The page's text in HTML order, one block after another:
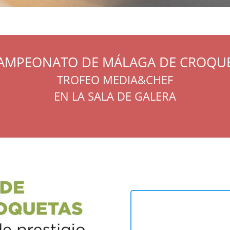
DE MÁLAGA DE
TROFEO MEDIA&CHEF
EN LA SALA DE GALERA